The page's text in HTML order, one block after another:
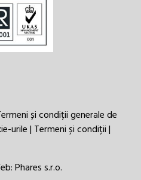
și condiții generale de
urile| Termeni și condiții|
Phares s.r.o.